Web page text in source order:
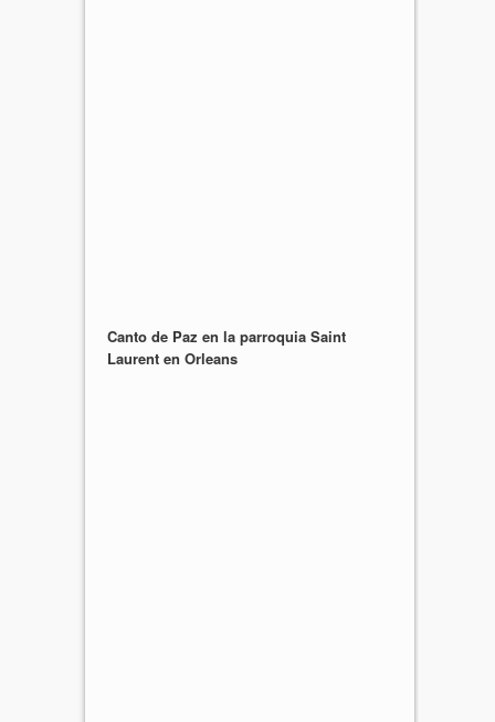
Canto de Paz en la parroquia Saint
Laurent en Orleans